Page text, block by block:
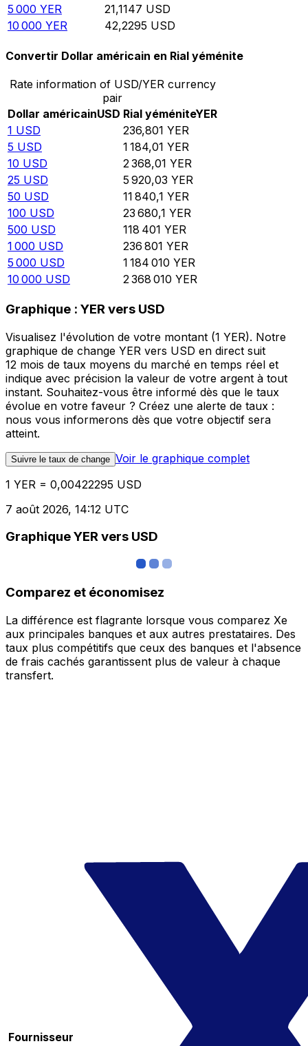
5 000 YER 21,1147 USD
10 000 YER 42,2295 USD
Convertir Dollar américain en Rial yéménite
Rate information of USD/YER currency
pair
Dollar américainUSD Rial yéméniteYER
1 USD 236,801 YER
5 USD 1 184,01 YER
10 USD 2 368,01 YER
25 USD 5 920,03 YER
50 USD 11 840,1 YER
100 USD 23 680,1 YER
500 USD 118 401 YER
1 000 USD 236 801 YER
5 000 USD 1 184 010 YER
10 000 USD 2 368 010 YER
Graphique : YER vers USD
Visualisez l'évolution de votre montant (1 YER). Notre
graphique de change YER vers USD en direct suit
12 mois de taux moyens du marché en temps réel et
indique avec précision la valeur de votre argent à tout
instant. Souhaitez-vous être informé dès que le taux
évolue en votre faveur ? Créez une alerte de taux :
nous vous informerons dès que votre objectif sera
atteint.
Suivre le taux de change Voir le graphique complet
1 YER = 0,00422295 USD
7 août 2026, 14:12 UTC
Graphique YER vers USD
Comparez et économisez
La différence est flagrante lorsque vous comparez Xe
aux principales banques et aux autres prestataires. Des
taux plus compétitifs que ceux des banques et l'absence
de frais cachés garantissent plus de valeur à chaque
transfert.
Fournisseur